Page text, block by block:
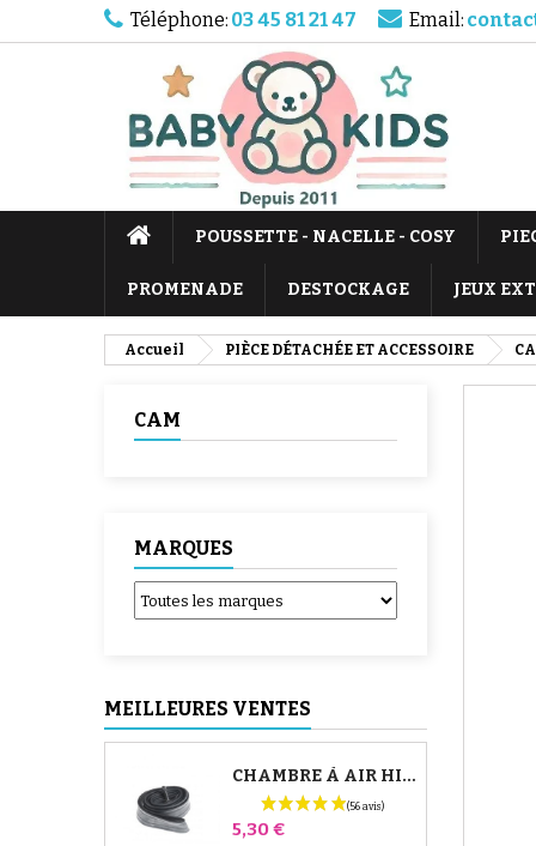
Téléphone: 03 45 81 21 47 Email:
POUSSETTE - NACELLE - COSY
PROMENADE DESTOCKAGE JEUX
Accueil PIÈCE DÉTACHÉE ET ACCESSOIRE
CAM
MARQUES
MEILLEURES VENTES
CHAMBRE À AIR HIGH TREK BÉBÉ CONFORT
Prix
5,30 €